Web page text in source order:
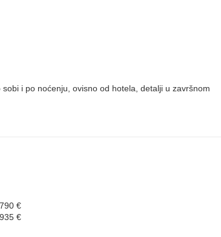
i po noćenju, ovisno od hotela, detalji u završnom
€
€